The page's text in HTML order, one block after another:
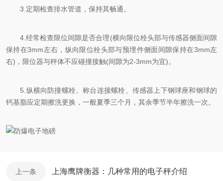
3.定期检查排水管道，保持其畅通。
4.经常检查限位间隙是否合理(横向限位栓头部与传感器侧面间隙
保持在3mm左右，纵向限位栓头部与预埋件侧面间隙保持在3mm左
右)，限位器与秤体不应碰撞接触(间隙为2-3mm为宜)。
5.纵横向防撞螺栓、称台连接螺栓、传感器上下钢球座和钢球的
钙基脂应定期擦洗更换，一般夏季三个月，其余季节半年擦洗一次。
上一条 上海鹰牌衡器：几种常用的电子秤介绍